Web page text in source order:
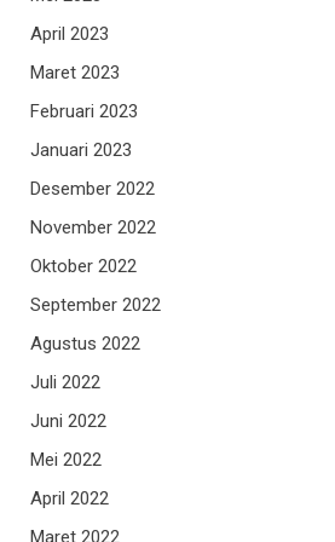
April 2023
Maret 2023
Februari 2023
Januari 2023
Desember 2022
November 2022
Oktober 2022
September 2022
Agustus 2022
Juli 2022
Juni 2022
Mei 2022
April 2022
Maret 2022